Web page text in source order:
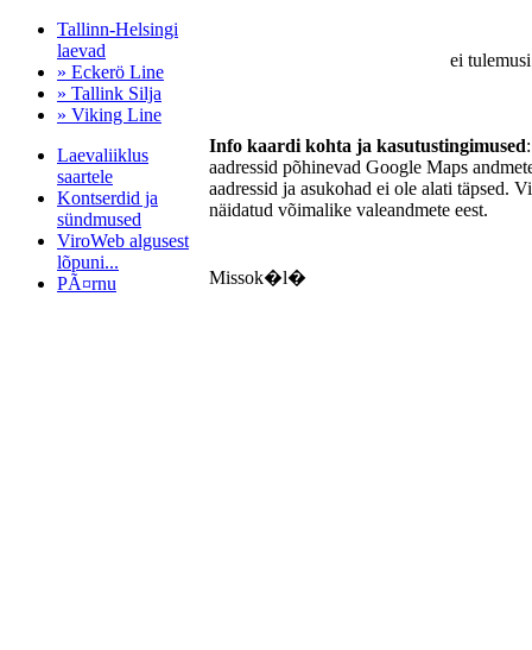
Tallinn-Helsingi
laevad
» Eckerö Line
» Tallink Silja
» Viking Line
Laevaliiklus
saartele
Kontserdid ja
sündmused
ViroWeb algusest
lõpuni...
PÃ¤rnu
ei
Info kaardi kohta ja kasutustingimused
aadressid põhinevad Google Maps
aadressid ja asukohad ei ole alati täpsed.
näidatud võimalike valeandmete eest.
Missok�l�